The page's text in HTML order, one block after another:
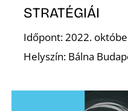
STRATÉGIÁI
Időpont: 2022.
Helyszín: Bálna